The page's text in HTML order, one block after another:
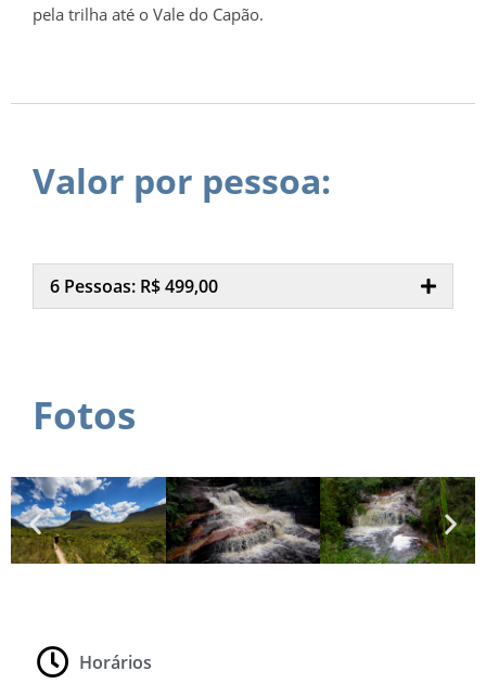
pela trilha até o Vale do Capão.
Valor por pessoa:
6 Pessoas: R$ 499,00
Fotos
Horários